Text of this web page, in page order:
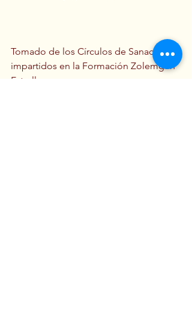
Tomado de los Círculos de Sanación
impartidos en la Formación Zolemgeh
Estrella.